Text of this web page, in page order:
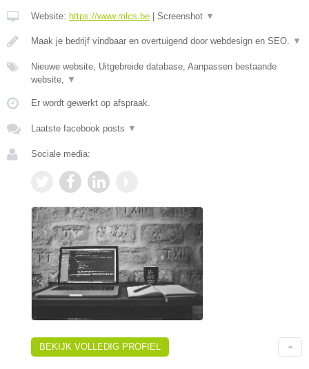
Website: https://www.mlcs.be | Screenshot ▼
Maak je bedrijf vindbaar en overtuigend door webdesign en SEO. ▼
Nieuwe website, Uitgebreide database, Aanpassen bestaande
website,
▼
Er wordt gewerkt op afspraak.
Laatste facebook posts ▼
Sociale media:
BEKIJK VOLLEDIG PROFIEL